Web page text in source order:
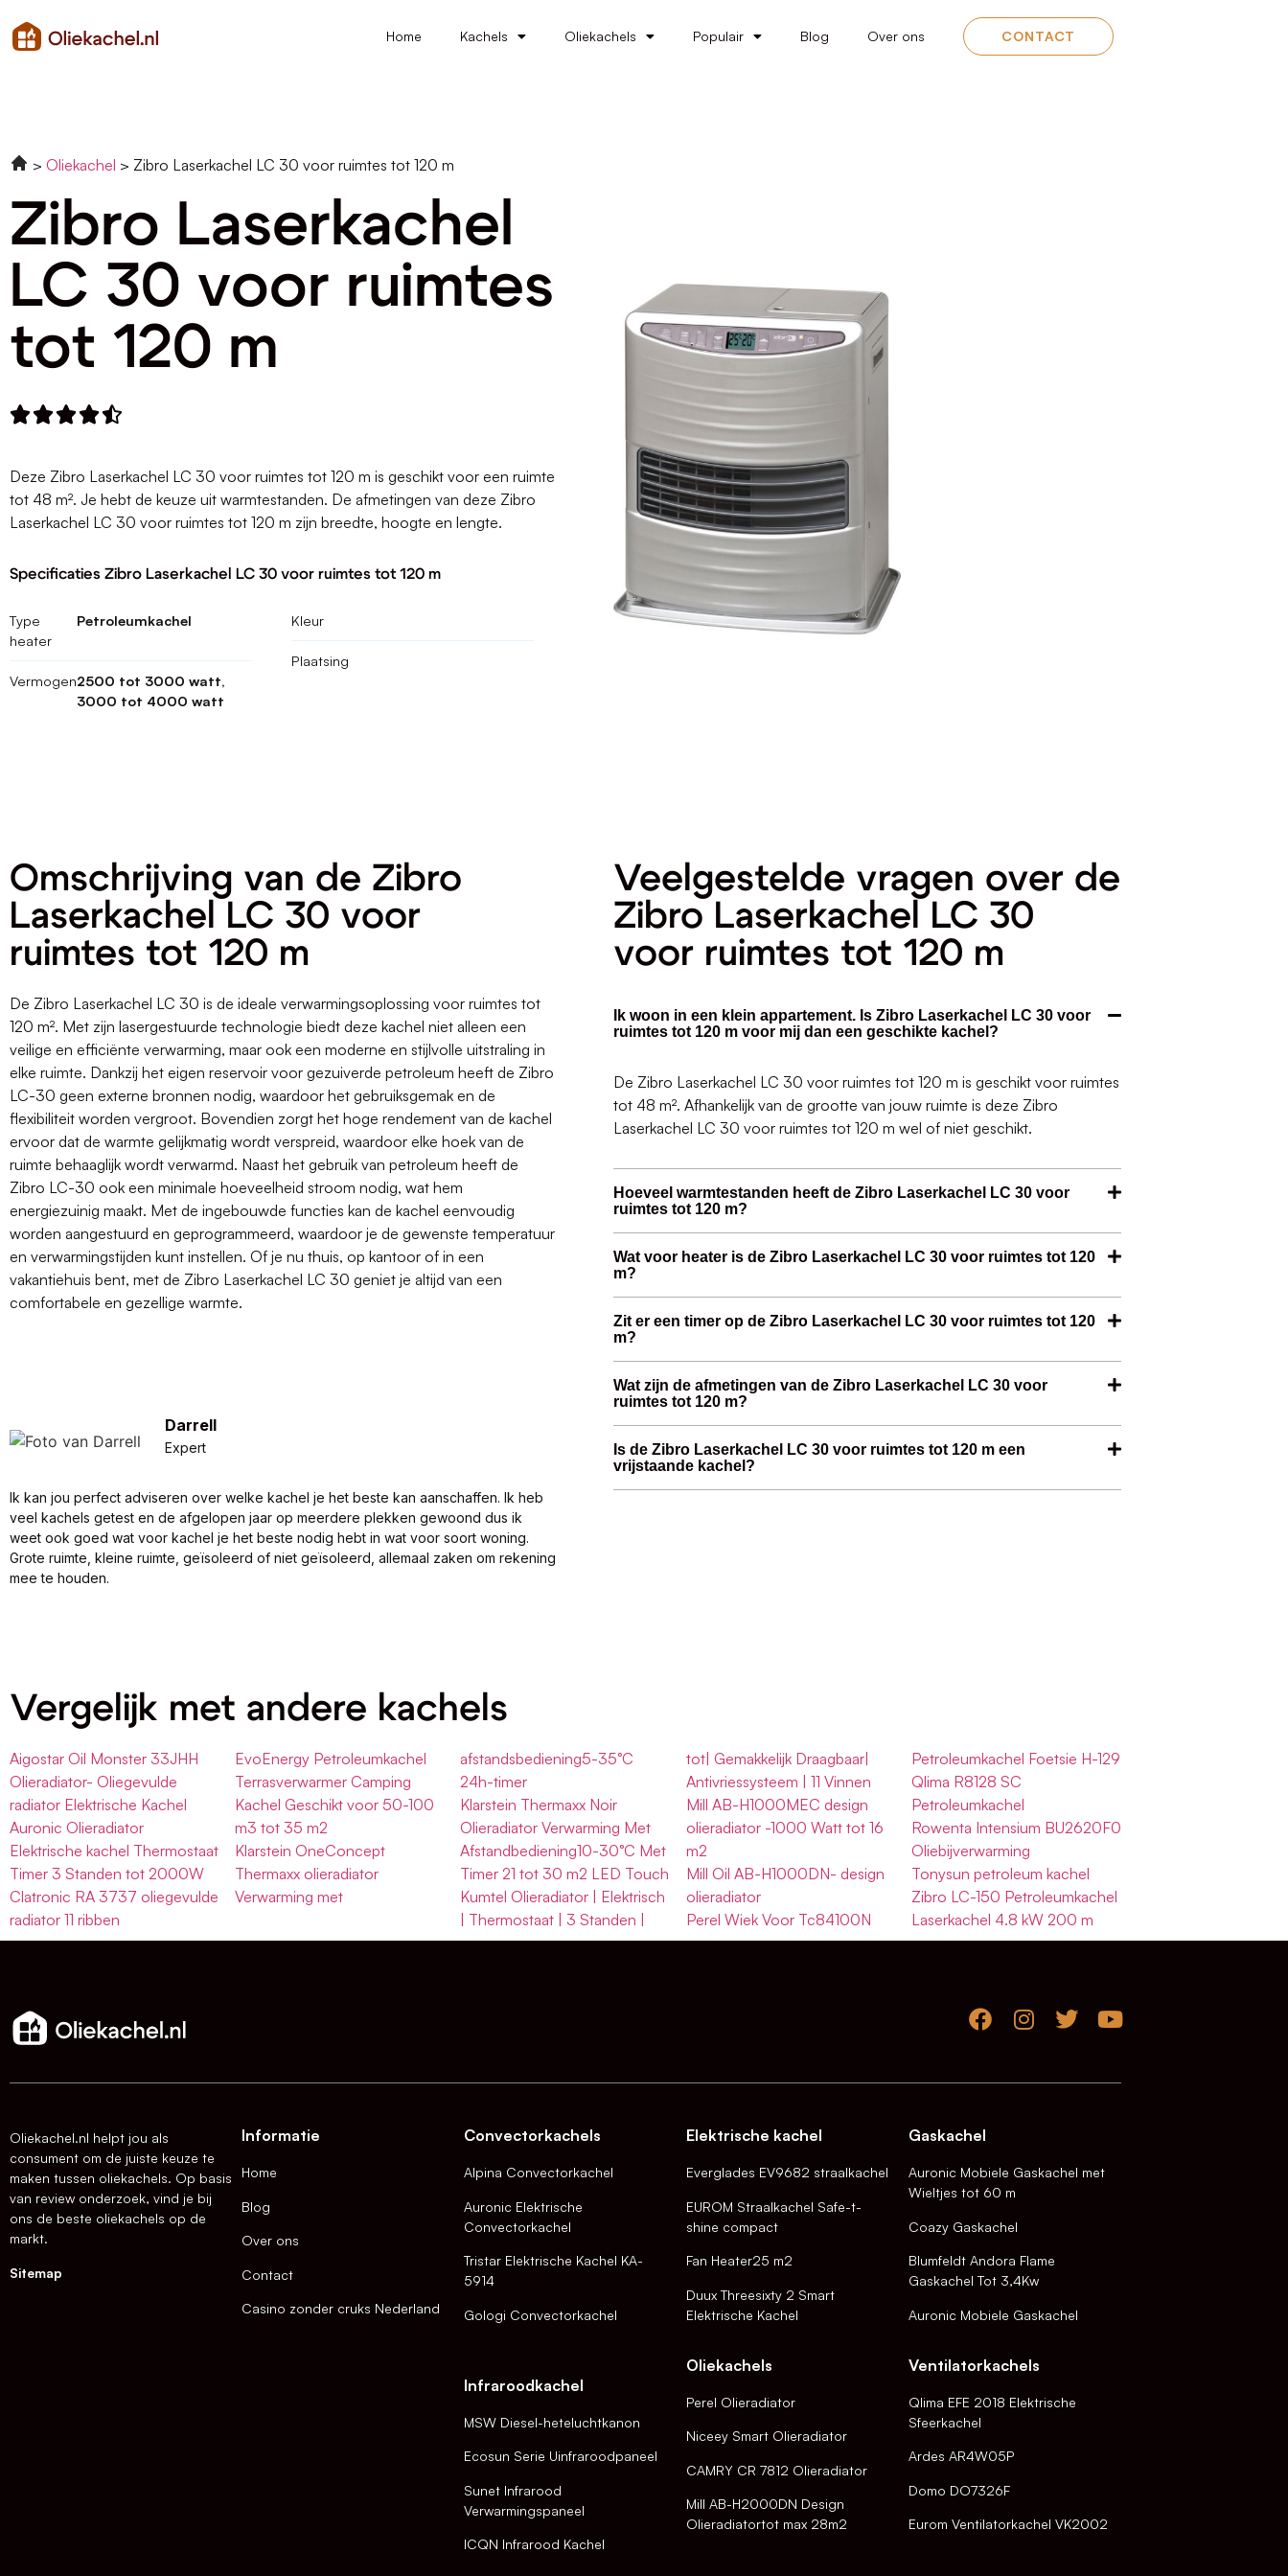
Home Kachels Oliekachels Populair Blog Over ons CONTACT
Oliekachel Zibro Laserkachel LC 30 voor ruimtes tot 120 m
Zibro Laserkachel
LC 30 voor ruimtes
tot 120 m

Deze Zibro Laserkachel LC 30 voor ruimtes tot 120 m is geschikt voor een ruimte
tot 48 m². Je hebt de keuze uit warmtestanden. De afmetingen van deze Zibro
Laserkachel LC 30 voor ruimtes tot 120 m zijn breedte, hoogte en lengte.
Specificaties Zibro Laserkachel LC 30 voor ruimtes tot 120 m
Type
heater
Petroleumkachel
Vermogen2500 tot 3000 watt,
3000 tot 4000 watt
Kleur
Plaatsing
Omschrijving van de Zibro
Laserkachel LC 30 voor
ruimtes tot 120 m
De Zibro Laserkachel LC 30 is de ideale verwarmingsoplossing voor ruimtes tot
120 m². Met zijn lasergestuurde technologie biedt deze kachel niet alleen een
veilige en efficiënte verwarming, maar ook een moderne en stijlvolle uitstraling in
elke ruimte. Dankzij het eigen reservoir voor gezuiverde petroleum heeft de Zibro
LC-30 geen externe bronnen nodig, waardoor het gebruiksgemak en de
flexibiliteit worden vergroot. Bovendien zorgt het hoge rendement van de kachel
ervoor dat de warmte gelijkmatig wordt verspreid, waardoor elke hoek van de
ruimte behaaglijk wordt verwarmd. Naast het gebruik van petroleum heeft de
Zibro LC-30 ook een minimale hoeveelheid stroom nodig, wat hem
energiezuinig maakt. Met de ingebouwde functies kan de kachel eenvoudig
worden aangestuurd en geprogrammeerd, waardoor je de gewenste temperatuur
en verwarmingstijden kunt instellen. Of je nu thuis, op kantoor of in een
vakantiehuis bent, met de Zibro Laserkachel LC 30 geniet je altijd van een
comfortabele en gezellige warmte.
Darrell
Expert
Ik kan jou perfect adviseren over welke kachel je het beste kan aanschaffen. Ik heb
veel kachels getest en de afgelopen jaar op meerdere plekken gewoond dus ik
weet ook goed wat voor kachel je het beste nodig hebt in wat voor soort woning.
Grote ruimte, kleine ruimte, geïsoleerd of niet geïsoleerd, allemaal zaken om rekening
mee te houden.
Veelgestelde vragen over de
Zibro Laserkachel LC 30
voor ruimtes tot 120 m
Ik woon in een klein appartement. Is Zibro Laserkachel LC 30 voor
ruimtes tot 120 m voor mij dan een geschikte kachel?
De Zibro Laserkachel LC 30 voor ruimtes tot 120 m is geschikt voor ruimtes
tot 48 m². Afhankelijk van de grootte van jouw ruimte is deze Zibro
Laserkachel LC 30 voor ruimtes tot 120 m wel of niet geschikt.
Hoeveel warmtestanden heeft de Zibro Laserkachel LC 30 voor
ruimtes tot 120 m?
Wat voor heater is de Zibro Laserkachel LC 30 voor ruimtes tot 120
m?
Zit er een timer op de Zibro Laserkachel LC 30 voor ruimtes tot 120
m?
Wat zijn de afmetingen van de Zibro Laserkachel LC 30 voor
ruimtes tot 120 m?
Is de Zibro Laserkachel LC 30 voor ruimtes tot 120 m een
vrijstaande kachel?
Vergelijk met andere kachels
Aigostar Oil Monster 33JHH
Olieradiator- Oliegevulde
radiator Elektrische Kachel
Auronic Olieradiator
Elektrische kachel Thermostaat
Timer 3 Standen tot 2000W
Clatronic RA 3737 oliegevulde
radiator 11 ribben
EvoEnergy Petroleumkachel
Terrasverwarmer Camping
Kachel Geschikt voor 50-100
m3 tot 35 m2
Klarstein OneConcept
Thermaxx olieradiator
Verwarming met
afstandsbediening5-35°C
24h-timer
Klarstein Thermaxx Noir
Olieradiator Verwarming Met
Afstandbediening10-30°C Met
Timer 21 tot 30 m2 LED Touch
Kumtel Olieradiator | Elektrisch
| Thermostaat | 3 Standen |
tot| Gemakkelijk Draagbaar|
Antivriessysteem | 11 Vinnen
Mill AB-H1000MEC design
olieradiator -1000 Watt tot 16
m2
Mill Oil AB-H1000DN- design
olieradiator
Perel Wiek Voor Tc84100N
Petroleumkachel Foetsie H-129
Qlima R8128 SC
Petroleumkachel
Rowenta Intensium BU2620F0
Oliebijverwarming
Tonysun petroleum kachel
Zibro LC-150 Petroleumkachel
Laserkachel 4.8 kW 200 m
Oliekachel.nl helpt jou als
consument om de juiste keuze te
maken tussen oliekachels. Op basis
van review onderzoek, vind je bij
ons de beste oliekachels op de
markt.
Sitemap
Informatie
Home
Blog
Over ons
Contact
Casino zonder cruks Nederland
Convectorkachels
Alpina Convectorkachel
Auronic Elektrische
Convectorkachel
Tristar Elektrische Kachel KA-
5914
Gologi Convectorkachel
Infraroodkachel
MSW Diesel-heteluchtkanon
Ecosun Serie Uinfraroodpaneel
Sunet Infrarood
Verwarmingspaneel
ICQN Infrarood Kachel
Elektrische kachel
Everglades EV9682 straalkachel
EUROM Straalkachel Safe-t-
shine compact
Fan Heater25 m2
Duux Threesixty 2 Smart
Elektrische Kachel
Oliekachels
Perel Olieradiator
Niceey Smart Olieradiator
CAMRY CR 7812 Olieradiator
Mill AB-H2000DN Design
Olieradiatortot max 28m2
Gaskachel
Auronic Mobiele Gaskachel met
Wieltjes tot 60 m
Coazy Gaskachel
Blumfeldt Andora Flame
Gaskachel Tot 3,4Kw
Auronic Mobiele Gaskachel
Ventilatorkachels
Qlima EFE 2018 Elektrische
Sfeerkachel
Ardes AR4W05P
Domo DO7326F
Eurom Ventilatorkachel VK2002